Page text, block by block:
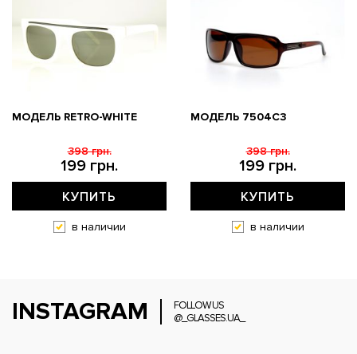
МОДЕЛЬ RETRO-WHITE
199 грн.
398 грн.
КУПИТЬ
в наличии
МОДЕЛЬ 7504C3
199 грн.
398 грн.
КУПИТЬ
в наличии
INSTAGRAM
FOLLOW US
@_GLASSES.UA_